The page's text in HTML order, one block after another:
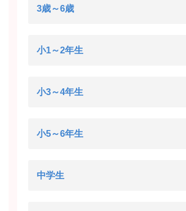
3歳～6歳
小1～2年生
小3～4年生
小5～6年生
中学生